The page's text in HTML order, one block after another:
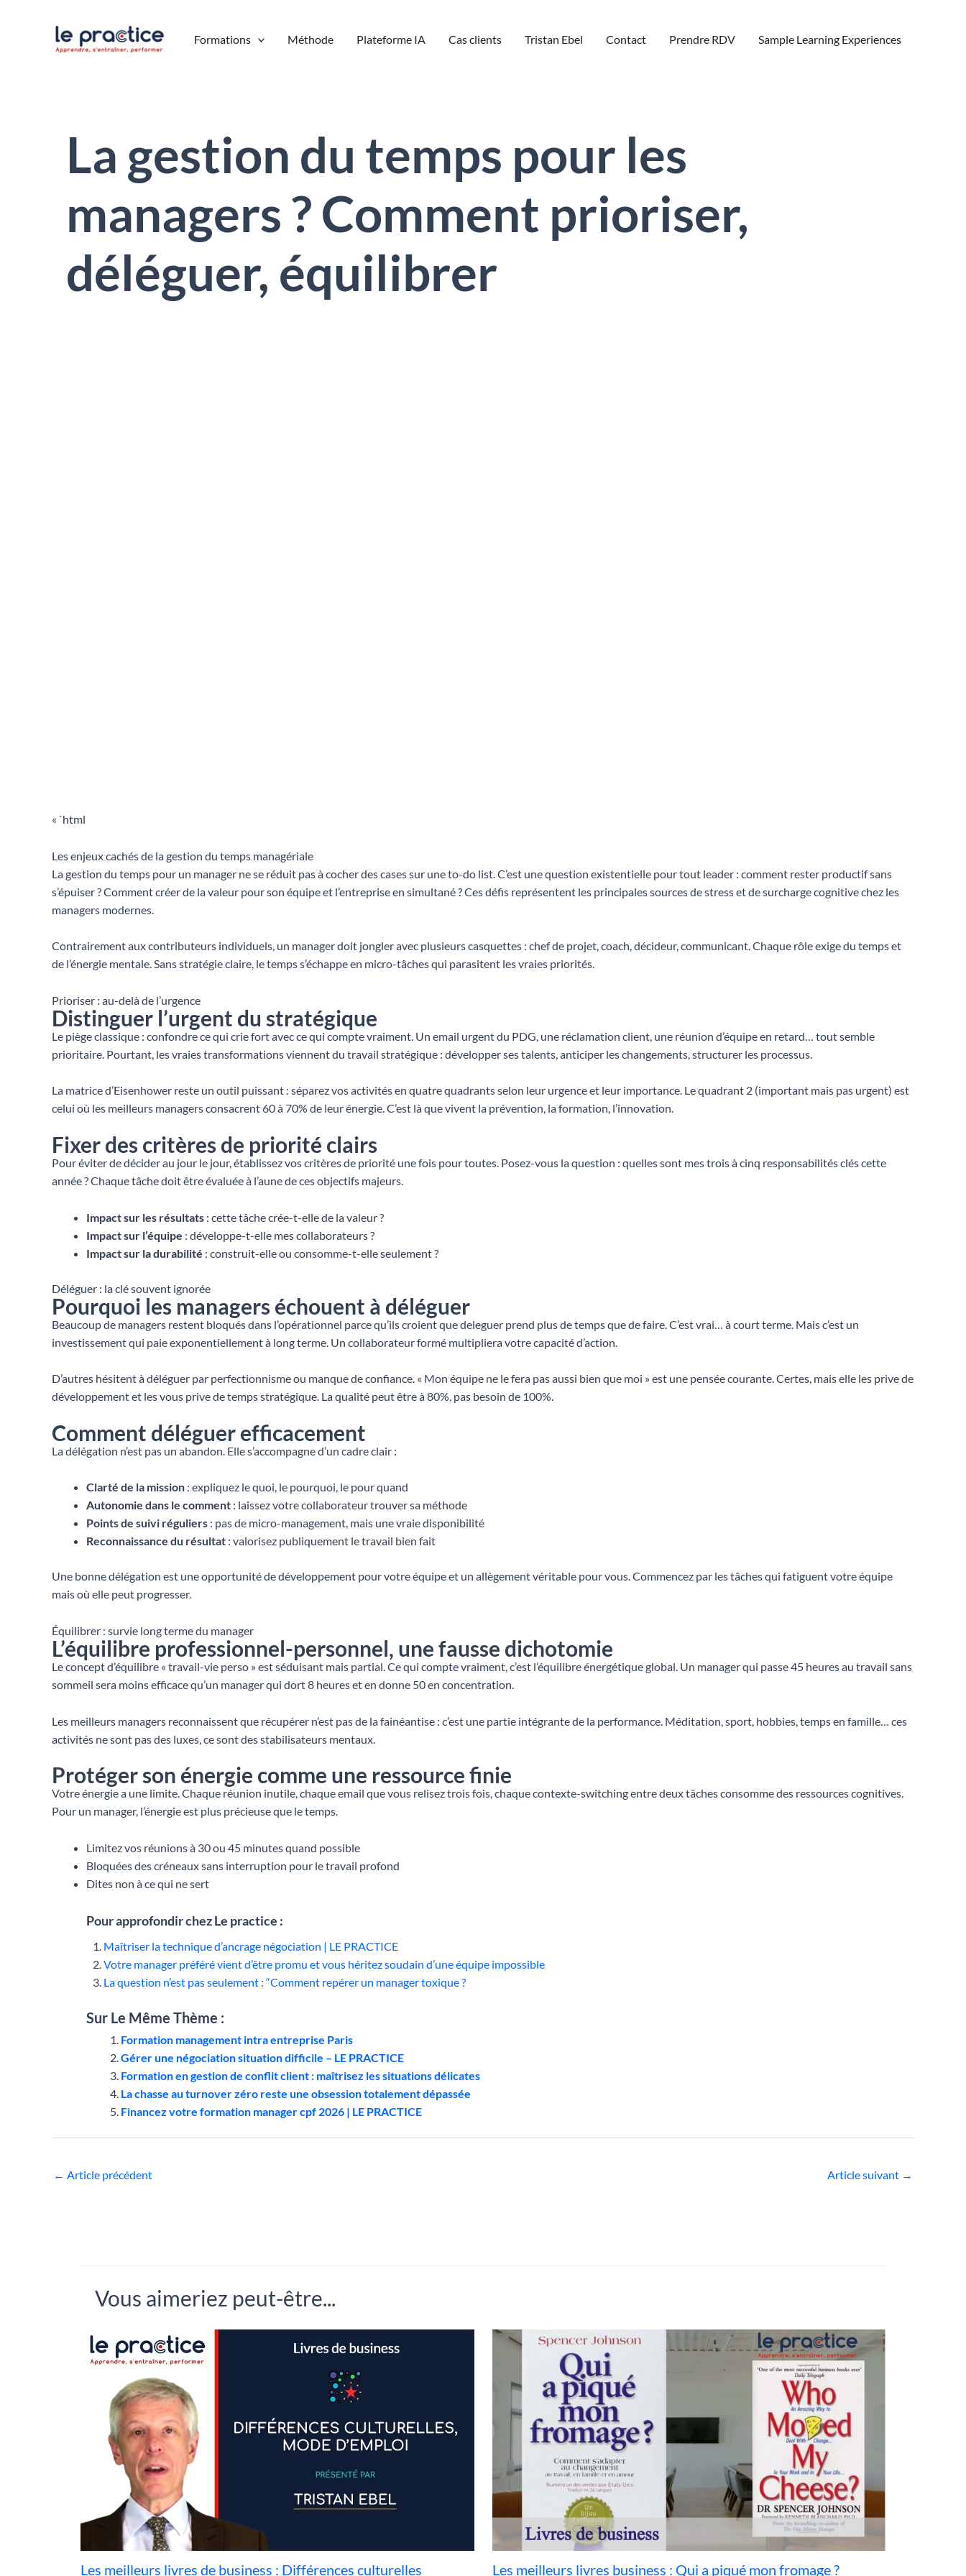
Formations Méthode Plateforme IA Cas clients Tristan Ebel Contact Prendre RDV Sample Learning Experiences
La gestion du temps pour les
managers ? Comment prioriser,
déléguer, équilibrer
« `html
Les enjeux cachés de la gestion du temps managériale
La gestion du temps pour un manager ne se réduit pas à cocher des cases sur une to-do list. C’est une question existentielle pour tout leader : comment rester productif sans
s’épuiser ? Comment créer de la valeur pour son équipe et l’entreprise en simultané ? Ces défis représentent les principales sources de stress et de surcharge cognitive chez les
managers modernes.
Contrairement aux contributeurs individuels, un manager doit jongler avec plusieurs casquettes : chef de projet, coach, décideur, communicant. Chaque rôle exige du temps et
de l’énergie mentale. Sans stratégie claire, le temps s’échappe en micro-tâches qui parasitent les vraies priorités.
Prioriser : au-delà de l’urgence
Distinguer l’urgent du stratégique
Le piège classique : confondre ce qui crie fort avec ce qui compte vraiment. Un email urgent du PDG, une réclamation client, une réunion d’équipe en retard… tout semble
prioritaire. Pourtant, les vraies transformations viennent du travail stratégique : développer ses talents, anticiper les changements, structurer les processus.
La matrice d’Eisenhower reste un outil puissant : séparez vos activités en quatre quadrants selon leur urgence et leur importance. Le quadrant 2 (important mais pas urgent) est
celui où les meilleurs managers consacrent 60 à 70% de leur énergie. C’est là que vivent la prévention, la formation, l’innovation.
Fixer des critères de priorité clairs
Pour éviter de décider au jour le jour, établissez vos critères de priorité une fois pour toutes. Posez-vous la question : quelles sont mes trois à cinq responsabilités clés cette
année ? Chaque tâche doit être évaluée à l’aune de ces objectifs majeurs.
Impact sur les résultats : cette tâche crée-t-elle de la valeur ?
Impact sur l’équipe : développe-t-elle mes collaborateurs ?
Impact sur la durabilité : construit-elle ou consomme-t-elle seulement ?
Déléguer : la clé souvent ignorée
Pourquoi les managers échouent à déléguer
Beaucoup de managers restent bloqués dans l’opérationnel parce qu’ils croient que deleguer prend plus de temps que de faire. C’est vrai… à court terme. Mais c’est un
investissement qui paie exponentiellement à long terme. Un collaborateur formé multipliera votre capacité d’action.
D’autres hésitent à déléguer par perfectionnisme ou manque de confiance. « Mon équipe ne le fera pas aussi bien que moi » est une pensée courante. Certes, mais elle les prive de
développement et les vous prive de temps stratégique. La qualité peut être à 80%, pas besoin de 100%.
Comment déléguer efficacement
La délégation n’est pas un abandon. Elle s’accompagne d’un cadre clair :
Clarté de la mission : expliquez le quoi, le pourquoi, le pour quand
Autonomie dans le comment : laissez votre collaborateur trouver sa méthode
Points de suivi réguliers : pas de micro-management, mais une vraie disponibilité
Reconnaissance du résultat : valorisez publiquement le travail bien fait
Une bonne délégation est une opportunité de développement pour votre équipe et un allègement véritable pour vous. Commencez par les tâches qui fatiguent votre équipe
mais où elle peut progresser.
Équilibrer : survie long terme du manager
L’équilibre professionnel-personnel, une fausse dichotomie
Le concept d’équilibre « travail-vie perso » est séduisant mais partial. Ce qui compte vraiment, c’est l’équilibre énergétique global. Un manager qui passe 45 heures au travail sans
sommeil sera moins efficace qu’un manager qui dort 8 heures et en donne 50 en concentration.
Les meilleurs managers reconnaissent que récupérer n’est pas de la fainéantise : c’est une partie intégrante de la performance. Méditation, sport, hobbies, temps en famille… ces
activités ne sont pas des luxes, ce sont des stabilisateurs mentaux.
Protéger son énergie comme une ressource finie
Votre énergie a une limite. Chaque réunion inutile, chaque email que vous relisez trois fois, chaque contexte-switching entre deux tâches consomme des ressources cognitives.
Pour un manager, l’énergie est plus précieuse que le temps.
Limitez vos réunions à 30 ou 45 minutes quand possible
Bloquées des créneaux sans interruption pour le travail profond
Dites non à ce qui ne sert
Pour approfondir chez Le practice :
Maîtriser la technique d’ancrage négociation | LE PRACTICE
Votre manager préféré vient d’être promu et vous héritez soudain d’une équipe impossible
La question n’est pas seulement : “Comment repérer un manager toxique ?
Sur Le Même Thème :
Formation management intra entreprise Paris
Gérer une négociation situation difficile – LE PRACTICE
Formation en gestion de conflit client : maîtrisez les situations délicates
La chasse au turnover zéro reste une obsession totalement dépassée
Financez votre formation manager cpf 2026 | LE PRACTICE
← Article précédent Article suivant →
Vous aimeriez peut-être...
Les meilleurs livres de business : Différences culturelles Les meilleurs livres business : Qui a piqué mon fromage ?